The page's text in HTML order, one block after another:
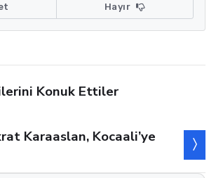
Hayır
Konuk Ettiler
Karaaslan, Kocaali’ye